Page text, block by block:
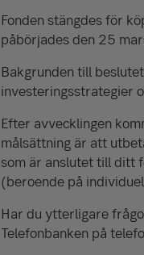
Fonden stängdes för
påbörjades den 25
Bakgrunden till
investeringsstrategier
Efter avvecklingen
målsättning är att
som är anslutet till ditt
(beroende på
Har du ytterligare
Telefonbanken på